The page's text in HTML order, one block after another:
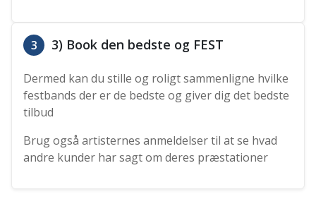
3 3) Book den bedste og FEST
Dermed kan du stille og roligt sammenligne hvilke
festbands der er de bedste og giver dig det bedste
tilbud
Brug også artisternes anmeldelser til at se hvad
andre kunder har sagt om deres præstationer